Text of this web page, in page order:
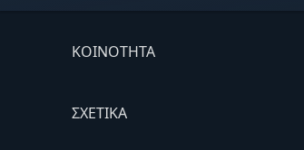
ΚΟΙΝΟΤΗΤΑ
ΣΧΕΤΙΚΆ